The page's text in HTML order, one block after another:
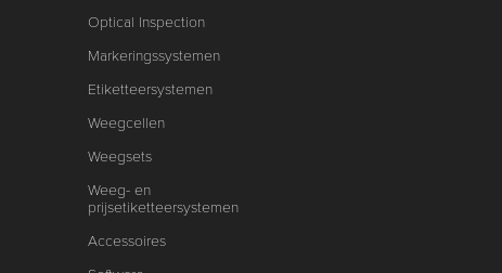
Optical Inspection
Markeringssystemen
Etiketteersystemen
Weegcellen
Weegsets
Weeg- en
prijsetiketteersystemen
Accessoires